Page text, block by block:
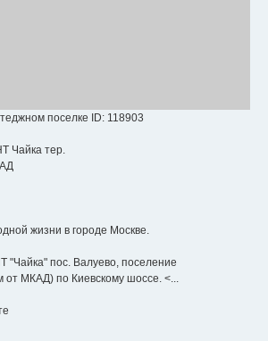
поселке ID: 118903
Чайка тер.
жизни в городе Москве.
"Чайка" пос. Валуево, поселение
от МКАД) по Киевскому шоссе. <...